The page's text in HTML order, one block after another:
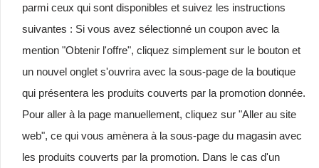
parmi ceux qui sont disponibles et suivez les instructions
suivantes : Si vous avez sélectionné un coupon avec la
mention "Obtenir l'offre", cliquez simplement sur le bouton et
un nouvel onglet s'ouvrira avec la sous-page de la boutique
qui présentera les produits couverts par la promotion donnée.
Pour aller à la page manuellement, cliquez sur "Aller au site
web", ce qui vous amènera à la sous-page du magasin avec
les produits couverts par la promotion. Dans le cas d'un